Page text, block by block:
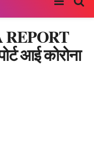
REPORT
आई कोरोना